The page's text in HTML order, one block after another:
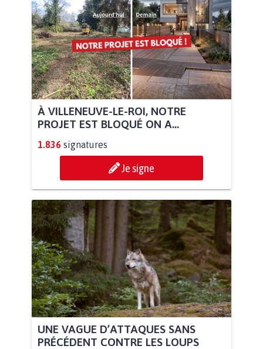
À VILLENEUVE-LE-ROI, NOTRE
PROJET EST BLOQUÉ ON A...
1.836 signatures
Je signe
UNE VAGUE D’ATTAQUES SANS
PRÉCÉDENT CONTRE LES LOUPS